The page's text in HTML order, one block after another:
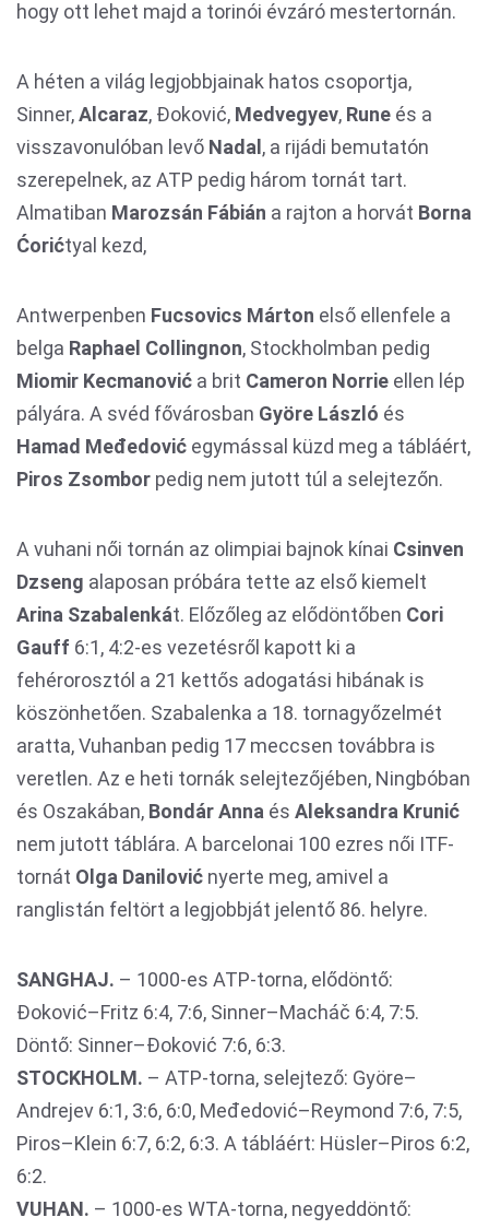
hogy ott lehet majd a torinói évzáró mestertornán.
A héten a világ legjobbjainak hatos csoportja,
Sinner,Alcaraz, Đoković, Medvegyev, Rune és a
visszavonulóban levő Nadal , a rijádi bemutatón
szerepelnek, az ATP pedig három tornát tart.
Almatiban Marozsán Fábián a rajton a horvát Borna
Ćorićtyal kezd,
Antwerpenben Fucsovics Márton első ellenfele a
belga Raphael Collingnon, Stockholmban pedig
Miomir Kecmanović a brit Cameron Norrie ellen lép
pályára. A svéd fővárosban Györe László és
Hamad Međedović egymással küzd meg a tábláért,
Piros Zsombor pedig nem jutott túl a selejtezőn.
A vuhani női tornán az olimpiai bajnok kínai Csinven
Dzseng alaposan próbára tette az első kiemelt
Arina Szabalenkát. Előzőleg az elődöntőben Cori
Gauff 6:1, 4:2-es vezetésről kapott ki a
fehérorosztól a 21 kettős adogatási hibának is
köszönhetően. Szabalenka a 18. tornagyőzelmét
aratta, Vuhanban pedig 17 meccsen továbbra is
veretlen. Az e heti tornák selejtezőjében, Ningbóban
és Oszakában, Bondár Anna és Aleksandra Krunić
nem jutott táblára. A barcelonai 100 ezres női ITF-
tornát Olga Danilović nyerte meg, amivel a
ranglistán feltört a legjobbját jelentő 86. helyre.
SANGHAJ. – 1000-es ATP-torna, elődöntő:
Đoković–Fritz 6:4, 7:6, Sinner–Macháč 6:4, 7:5.
Döntő: Sinner–Đoković 7:6, 6:3.
STOCKHOLM. – ATP-torna, selejtező: Györe–
Andrejev 6:1, 3:6, 6:0, Međedović–Reymond 7:6, 7:5,
Piros–Klein 6:7, 6:2, 6:3. A tábláért: Hüsler–Piros 6:2,
6:2.
VUHAN. – 1000-es WTA-torna, negyeddöntő: